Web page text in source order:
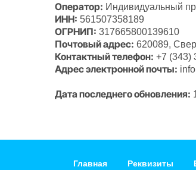
Оператор: Индивидуальный
ИНН: 561507358189
ОГРНИП: 317665800139610
Почтовый адрес: 620089,
Контактный телефон: +7 (343)
Адрес электронной почты:
Дата последнего обновления:
Главная Реквизиты